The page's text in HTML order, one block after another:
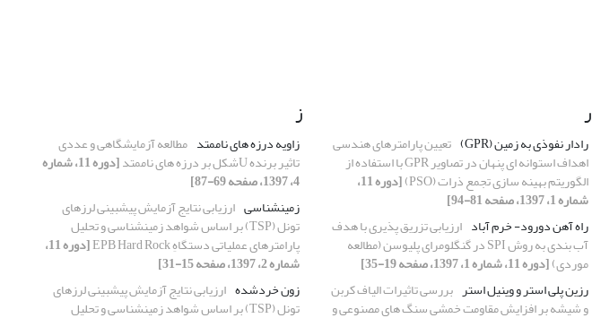
ر
رادار نفوذی به زمین (‏GPR‏) تعیین پارامتر‌های هندسی
اهداف استوانه ای پنهان در تصاویر ‏GPR‏ با استفاده از
الگوریتم ‏بهینه سازی تجمع ذرات ‏‎(PSO)‎ [دوره 11،
شماره 1، 1397، صفحه 81-94]
راه آهن دورود- خرم آباد ارزیابی تزریق پذیری با هدف
آب بندی به روش SPI در گنگلومرای پلیوسن (مطالعه
موردی)[دوره 11، شماره 1، 1397، صفحه 19-35]
رزین پلی استر و وینیل استر بررسی تاثیرات الیاف کربن
و شیشه بر افزایش مقاومت خمشی سنگ های مصنوعی و
ز
زاویه درزه های ناممتد مطالعه آزمایشگاهی و عددی
تاثیر برنده Uشکل بر درزه های ناممتد [دوره 11، شماره
4، 1397، صفحه 69-87]
زمین‎شناسی
ارزیابی نتایج آزمایش پیش‎بینی‎ لرزه‎ای
تونل (TSP) بر اساس شواهد زمین‎شناسی و تحلیل
پارامترهای عملیاتی دستگاهِ EPB Hard Rock [دوره 11،
شماره 2، 1397، صفحه 15-31]
زون خردشده
ارزیابی نتایج آزمایش پیش‎بینی‎ لرزه‎ای
تونل (TSP) بر اساس شواهد زمین‎شناسی و تحلیل